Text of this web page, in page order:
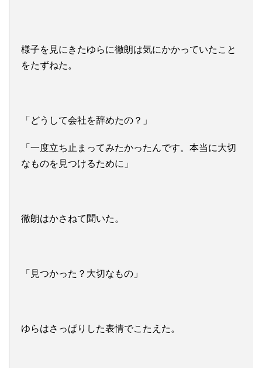
様子を見にきたゆらに徹朗は気にかかっていたこと
をたずねた。
「どうして会社を辞めたの？」
「一度立ち止まってみたかったんです。本当に大切
なものを見つけるために」
徹朗はかさねて聞いた。
「見つかった？大切なもの」
ゆらはさっぱりした表情でこたえた。